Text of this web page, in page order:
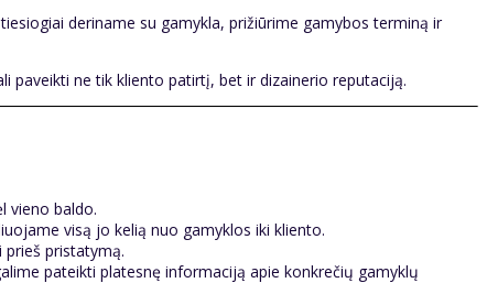
deriname su gamykla, prižiūrime gamybos terminą ir
paveikti ne tik kliento patirtį, bet ir dizainerio reputaciją.
vieno baldo.
visą jo kelią nuo gamyklos iki kliento.
pristatymą.
pateikti platesnę informaciją apie konkrečių gamyklų